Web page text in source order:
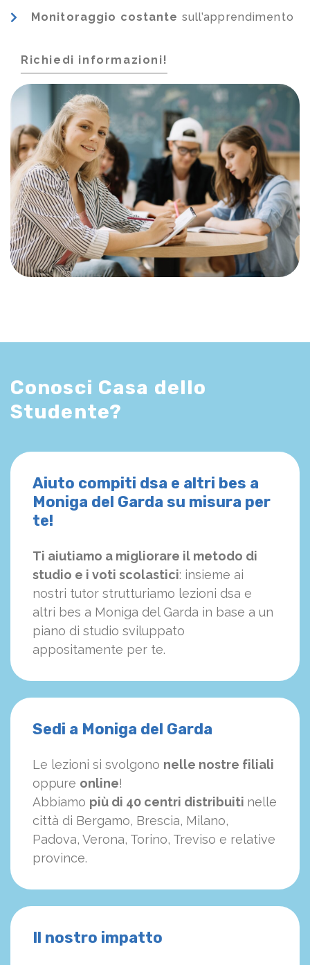
Monitoraggio costante sull’apprendimento
Richiedi informazioni!
Conosci Casa dello
Studente?
Aiuto compiti dsa e altri bes a
Moniga del Garda su misura per
te!
Ti aiutiamo a migliorare il metodo di
studio e i voti scolastici: insieme ai
nostri tutor strutturiamo lezioni dsa e
altri bes a Moniga del Garda in base a un
piano di studio sviluppato
appositamente per te.
Sedi a Moniga del Garda
Le lezioni si svolgono nelle nostre filiali
oppure online!
Abbiamo più di 40 centri distribuiti nelle
città di Bergamo, Brescia, Milano,
Padova, Verona, Torino, Treviso e relative
province.
Il nostro impatto